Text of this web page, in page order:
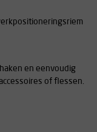
en eenvoudig
of flessen.